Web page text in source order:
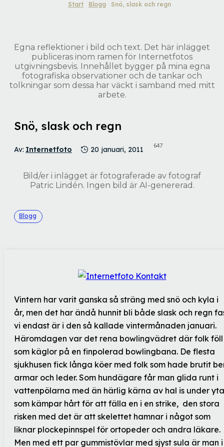
Start Blogg Snö, slask och regn
Egna reflektioner i bild och text. Det här inlägget
publiceras inom ramen för Internetfotos
utgivningsbevis. Innehållet bygger på mina egna
fotografiska observationer och de tankar och
tolkningar som dessa har väckt i samband med mitt
arbete.
Snö, slask och regn
Av: Internetfoto 20 januari, 2011 647
Bild/er i inlägget är fotograferade av fotograf
Patric Lindén. Ingen bild är AI-genererad.
Blogg
Vintern har varit ganska så sträng med snö och kyla i
år, men det har ändå hunnit bli både slask och regn
vi endast är i den så kallade vintermånaden januari.
Häromdagen var det rena bowlingvädret där folk föll
som käglor på en finpolerad bowlingbana. De flesta
sjukhusen fick långa köer med folk som hade brutit
armar och leder. Som hundägare får man glida runt i
vattenpölarna med än härlig kärna av hal is under
som kämpar hårt för att fälla en i en strike, den stora
risken med det är att skelettet hamnar i något som
liknar plockepinnspel för ortopeder och andra läkare.
Men med ett par gummistövlar med sjyst sula är man i